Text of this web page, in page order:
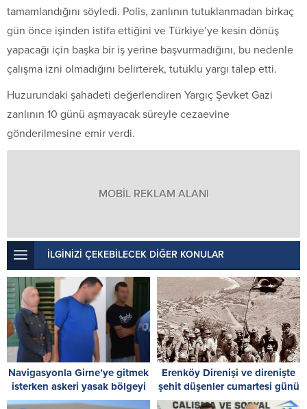
tamamlandığını söyledi. Polis, zanlının tutuklanmadan birkaç
gün önce işinden istifa ettiğini ve Türkiye’ye kesin dönüş
yapacağı için başka bir iş yerine başvurmadığını, bu nedenle
çalışma izni olmadığını belirterek, tutuklu yargı talep etti.
Huzurundaki şahadeti değerlendiren Yargıç Şevket Gazi
zanlının 10 günü aşmayacak süreyle cezaevine
gönderilmesine emir verdi.
MOBİL REKLAM ALANI
İLGİNİZİ ÇEKEBİLECEK DİĞER KONULAR
Navigasyonla Girne’ye gitmek
isterken askeri yasak bölgeyi
ihlal ettiler
Erenköy Direnişi ve direnişte
şehit düşenler cumartesi günü
düzenlenecek törenle anılacak